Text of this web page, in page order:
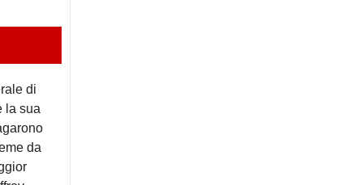
di
la sua
da